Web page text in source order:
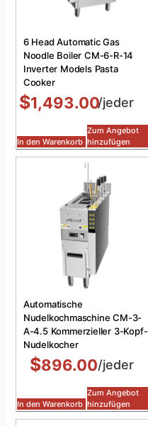
6 Head Automatic Gas
Noodle Boiler CM-6-R-14
Inverter Models Pasta
Cooker
$1,493.00/jeder
In den Warenkorb
Zum Angebot
hinzufügen
Automatische
Nudelkochmaschine CM-3-
A-4.5 Kommerzieller 3-Kopf-
Nudelkocher
$896.00/jeder
In den Warenkorb
Zum Angebot
hinzufügen